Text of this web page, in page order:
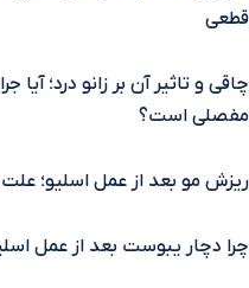
قطعی
چاقی و تاثیر آن بر زانو درد؛
مفصلی است؟
ریزش مو بعد از عمل اسلیو؛
چرا دچار یبوست بعد از عمل